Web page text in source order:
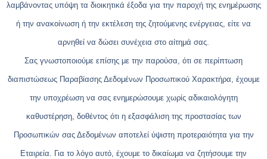
λαμβάνοντας υπόψη τα διοικητικά έξοδα για την παροχή της ενημέρωσης
ή την ανακοίνωση ή την εκτέλεση της ζητούμενης ενέργειας, είτε να
αρνηθεί να δώσει συνέχεια στο αίτημά σας.
Σας γνωστοποιούμε επίσης με την παρούσα, ότι σε περίπτωση
διαπιστώσεως Παραβίασης Δεδομένων Προσωπικού Χαρακτήρα, έχουμε
την υποχρέωση να σας ενημερώσουμε χωρίς αδικαιολόγητη
καθυστέρηση, δοθέντος ότι η εξασφάλιση της προστασίας των
Προσωπικών σας Δεδομένων αποτελεί ύψιστη προτεραιότητα για την
Εταιρεία. Για το λόγο αυτό, έχουμε το δικαίωμα να ζητήσουμε την